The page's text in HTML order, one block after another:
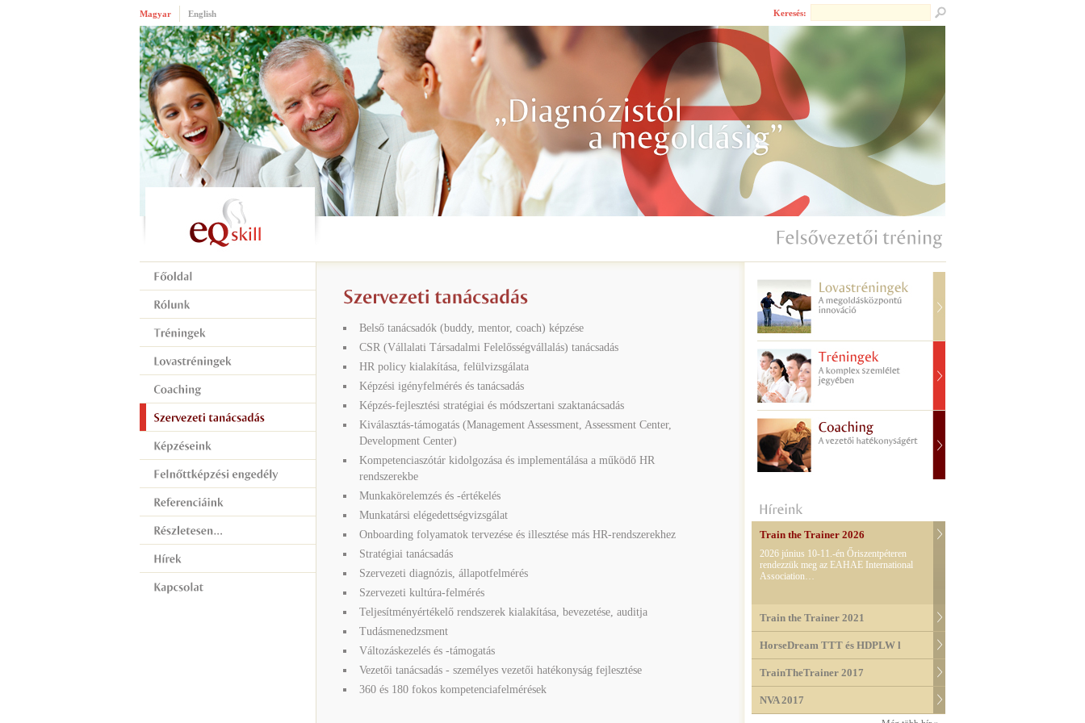
Magyar English Keresés:
Belső tanácsadók (buddy, mentor, coach) képzése
CSR (Vállalati Társadalmi Felelősségvállalás) tanácsadás
HR policy kialakítása, felülvizsgálata
Képzési igényfelmérés és tanácsadás
Képzés-fejlesztési stratégiai és módszertani szaktanácsadás
Kiválasztás-támogatás (Management Assessment, Assessment Center,
Development Center)
Kompetenciaszótár kidolgozása és implementálása a működő HR
rendszerekbe
Munkakörelemzés és -értékelés
Munkatársi elégedettségvizsgálat
Onboarding folyamatok tervezése és illesztése más HR-rendszerekhez
Stratégiai tanácsadás
Szervezeti diagnózis, állapotfelmérés
Szervezeti kultúra-felmérés
Teljesítményértékelő rendszerek kialakítása, bevezetése, auditja
Tudásmenedzsment
Változáskezelés és -támogatás
Vezetői tanácsadás - személyes vezetői hatékonyság fejlesztése
360 és 180 fokos kompetenciafelmérések
Train the Trainer 2026
2026 június 10-11.-én Őriszentpéteren
rendezzük meg az EAHAE International
Association…
Train the Trainer 2021
HorseDream TTT és HDPLW l
TrainTheTrainer 2017
NVA 2017